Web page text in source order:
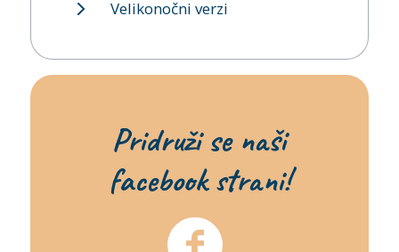
Velikonočni verzi
Pridruži se naši
facebook strani!